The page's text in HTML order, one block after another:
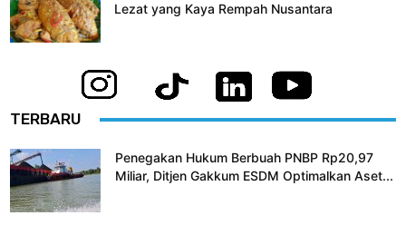
Lezat yang Kaya Rempah Nusantara
TERBARU
Penegakan Hukum Berbuah PNBP Rp20,97
Miliar, Ditjen Gakkum ESDM Optimalkan Aset...